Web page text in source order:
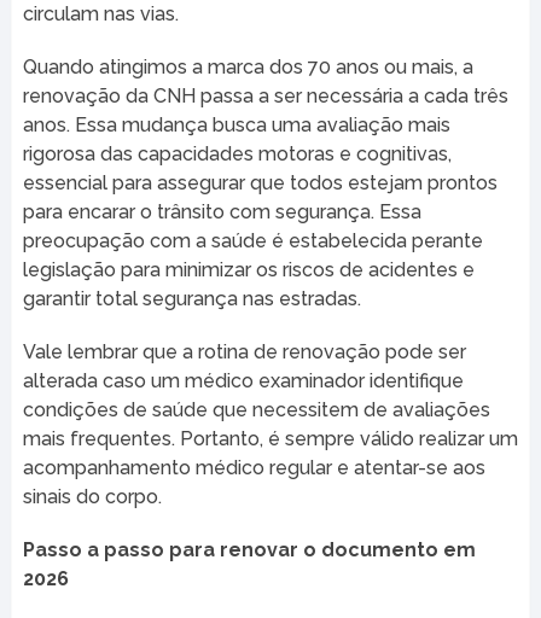
circulam nas vias.
Quando atingimos a marca dos 70 anos ou mais, a
renovação da CNH passa a ser necessária a cada três
anos. Essa mudança busca uma avaliação mais
rigorosa das capacidades motoras e cognitivas,
essencial para assegurar que todos estejam prontos
para encarar o trânsito com segurança. Essa
preocupação com a saúde é estabelecida perante
legislação para minimizar os riscos de acidentes e
garantir total segurança nas estradas.
Vale lembrar que a rotina de renovação pode ser
alterada caso um médico examinador identifique
condições de saúde que necessitem de avaliações
mais frequentes. Portanto, é sempre válido realizar um
acompanhamento médico regular e atentar-se aos
sinais do corpo.
Passo a passo para renovar o documento em
2026